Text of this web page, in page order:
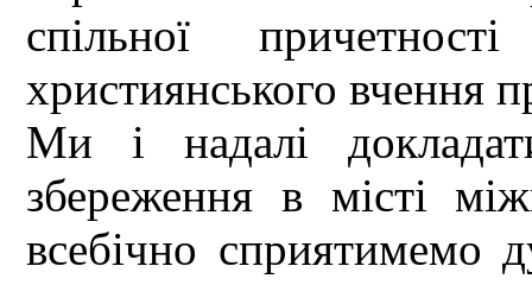
спільної
християнського вчення
Ми і надалі
збереження в місті
всебічно сприятимемо